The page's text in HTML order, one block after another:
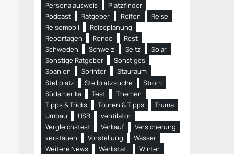
Personalausweis
Platzfinder
Podcast
Ratgeber Reifen
Reise
Reisemobil
Reiseplanung
Reportagen
Rondo
Rost
Schweden
Schweiz Seitz
Solar
Sonstige Ratgeber
Sonstiges
Spanien
Sprinter
Stauraum
Stellplatz
Stellplatzsuche
Strom
Südamerika
Test
Themen
Tipps & Tricks
Touren & Tipps
Truma
Umbau
USB
ventilator
Vergleichstest
Verkauf
Versicherung
verstauen
Vorstellung
Wasser
Weitere News
Werkstatt
Winter